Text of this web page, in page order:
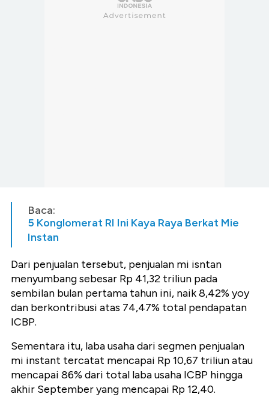
Baca:
5 Konglomerat RI Ini Kaya Raya Berkat Mie
Instan
Dari penjualan tersebut, penjualan mi isntan
menyumbang sebesar Rp 41,32 triliun pada
sembilan bulan pertama tahun ini, naik 8,42% yoy
dan berkontribusi atas 74,47% total pendapatan
ICBP.
Sementara itu, laba usaha dari segmen penjualan
mi instant tercatat mencapai Rp 10,67 triliun atau
mencapai 86% dari total laba usaha ICBP hingga
akhir September yang mencapai Rp 12,40.